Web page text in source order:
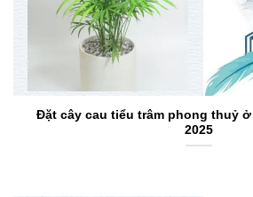
Đặt cây cau tiểu trâm phong thuỷ
2025